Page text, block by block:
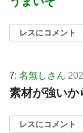
レスにコメント
7: 名無しさん
素材が強いか
レスにコメント